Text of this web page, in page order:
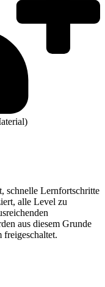
schnelle Lernfortschritte
alle Level zu
aus diesem Grunde
freigeschaltet.